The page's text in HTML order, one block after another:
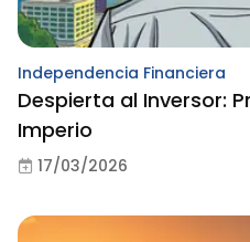
Independencia Financiera
Despierta al Inversor:
Imperio
17/03/2026